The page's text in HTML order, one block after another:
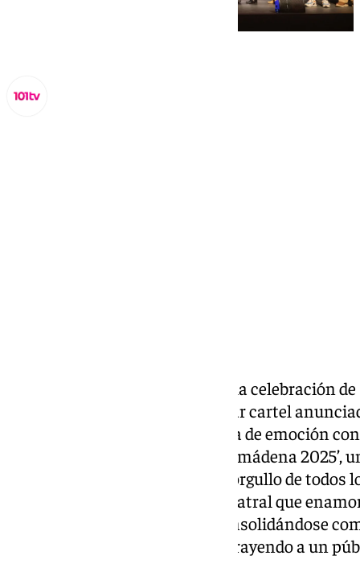
El Paso de Benalmádena inicia la celebración
presentación de un espectacular cartel
fin de semana una jornada llena de emoción
anunciador de ‘El Paso de Benalmádena
ha despertado la admiración y orgullo de todos
emblemática representación teatral que
75 años desde su fundación, consolidándose
importantes del municipio y atrayendo a un